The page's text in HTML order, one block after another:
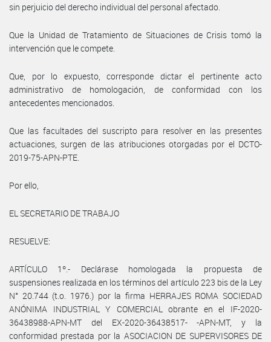
sin perjuicio del derecho individual del personal afectado.
Que la Unidad de Tratamiento de Situaciones de Crisis tomó la
intervención que le compete.
Que, por lo expuesto, corresponde dictar el pertinente acto
administrativo de homologación, de conformidad con los
antecedentes mencionados.
Que las facultades del suscripto para resolver en las presentes
actuaciones, surgen de las atribuciones otorgadas por el DCTO-
2019-75-APN-PTE.
Por ello,
EL SECRETARIO DE TRABAJO
RESUELVE:
ARTÍCULO 1º.- Declárase homologada la propuesta de
suspensiones realizada en los términos del artículo 223 bis de la Ley
N° 20.744 (t.o. 1976.) por la firma HERRAJES ROMA SOCIEDAD
ANÓNIMA INDUSTRIAL Y COMERCIAL obrante en el IF-2020-
36438988-APN-MT del EX-2020-36438517- -APN-MT, y la
conformidad prestada por la ASOCIACION DE SUPERVISORES DE